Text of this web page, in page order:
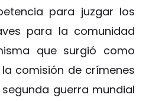
para juzgar los
para la comunidad
que surgió como
comisión de crímenes
guerra mundial